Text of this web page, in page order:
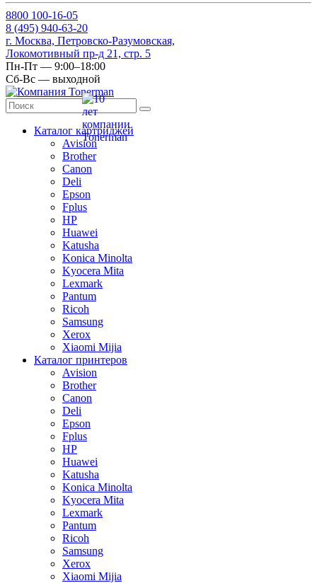
8800 100-16-05
8 (495) 940-63-20
г. Москва, Петровско-Разумовская,
Локомотивный пр-д 21, стр. 5
Пн-Пт — 9:00–18:00
Сб-Вс — выходной
Каталог картриджей
Avision
Brother
Canon
Deli
Epson
Fplus
HP
Huawei
Katusha
Konica Minolta
Kyocera Mita
Lexmark
Pantum
Ricoh
Samsung
Xerox
Xiaomi Mijia
Каталог принтеров
Avision
Brother
Canon
Deli
Epson
Fplus
HP
Huawei
Katusha
Konica Minolta
Kyocera Mita
Lexmark
Pantum
Ricoh
Samsung
Xerox
Xiaomi Mijia